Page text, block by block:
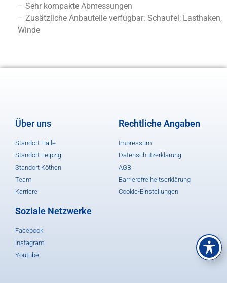
– Sehr kompakte Abmessungen
– Zusätzliche Anbauteile verfügbar: Schaufel; Lasthaken,
Winde
Über uns
Standort Halle
Standort Leipzig
Standort Köthen
Team
Karriere
Rechtliche Angaben
Impressum
Datenschutzerklärung
AGB
Barrierefreiheitserklärung
Cookie-Einstellungen
Soziale Netzwerke
Facebook
Instagram
Youtube